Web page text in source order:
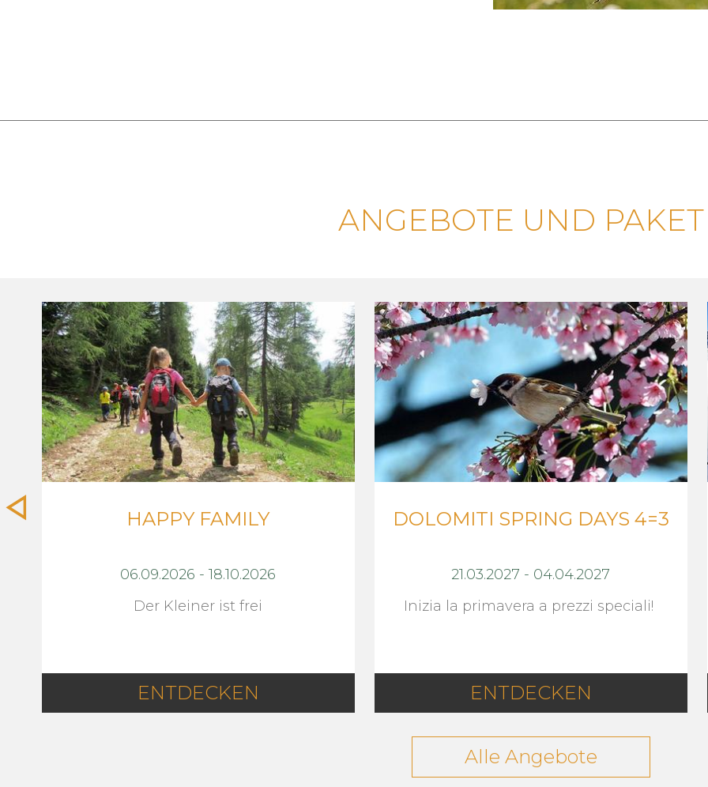
ANGEBOTE UND
HAPPY FAMILY
06.09.2026 -18.10.2026
Der Kleiner ist frei
ENTDECKEN
DOLOMITI SPRING DAYS 4=3
21.03.2027 - 04.04.2027
Inizia la primavera a prezzi speciali!
ENTDECKEN
Alle Angebote